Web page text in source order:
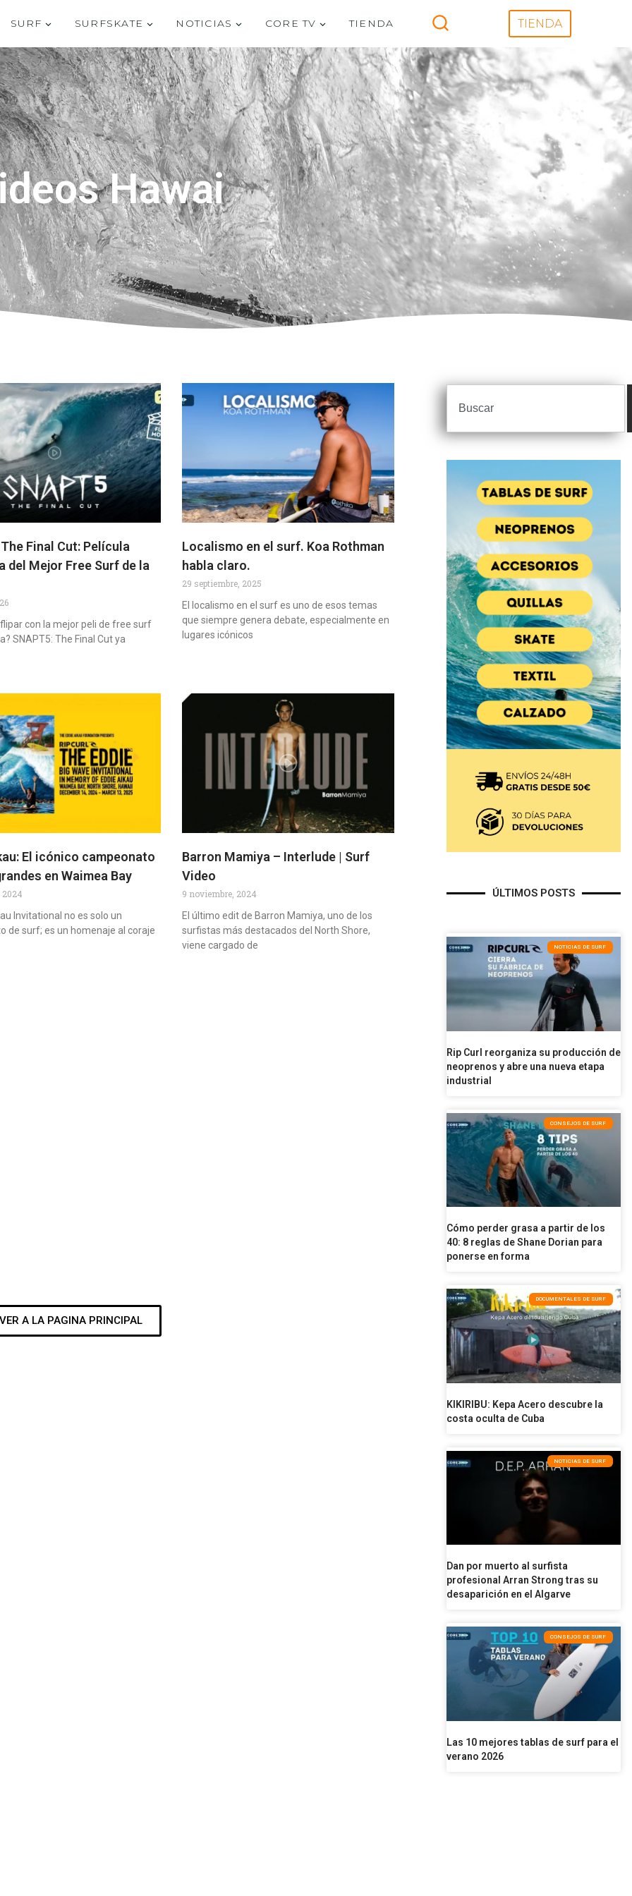
SURF SURFSKATE NOTICIAS CORE TV TIENDA TIENDA
Hawai
Final Cut: Película
del Mejor Free Surf de la
con la mejor peli de free surf
SNAPT5: The Final Cut ya
Localismo en el surf. Koa Rothman
habla claro.
29 septiembre, 2025
El localismo en el surf es uno de esos temas
que siempre genera debate, especialmente en
lugares icónicos
El icónico campeonato
en Waimea Bay
2024
Invitational no es solo un
de surf; es un homenaje al coraje
Barron Mamiya – Interlude | Surf
Video
9 noviembre, 2024
El último edit de Barron Mamiya, uno de los
surfistas más destacados del North Shore,
viene cargado de
A LA PAGINA PRINCIPAL
ÚLTIMOS POSTS
NOTICIAS DE SURF
Rip Curl reorganiza su producción de
neoprenos y abre una nueva etapa
industrial
CONSEJOS DE SURF
Cómo perder grasa a partir de los
40: 8 reglas de Shane Dorian para
ponerse en forma
DOCUMENTALES DE SURF
KIKIRIBU: Kepa Acero descubre la
costa oculta de Cuba
NOTICIAS DE SURF
Dan por muerto al surfista
profesional Arran Strong tras su
desaparición en el Algarve
CONSEJOS DE SURF
Las 10 mejores tablas de surf para el
verano 2026